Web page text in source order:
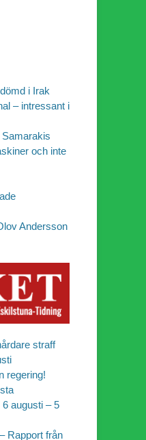
i Irak
– intressant i
och inte
Andersson
straff
regering!
augusti – 5
Rapport från